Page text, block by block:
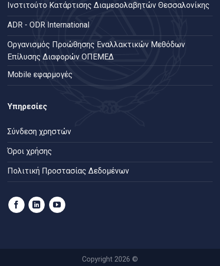
Ινστιτούτο Κατάρτισης Διαμεσολαβητών Θεσσαλονίκης
ADR - ODR International
Oργανισμός Προώθησης Εναλλακτικών Μεθόδων
Επίλυσης Διαφορών ΟΠΕΜΕΔ
Mobile εφαρμογές
Υπηρεσίες
Σύνδεση χρηστών
Όροι χρήσης
Πολιτική Προστασίας Δεδομένων
Copyright 2026 ©